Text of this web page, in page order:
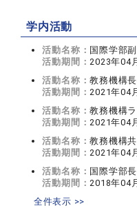
学内活動
活動名称： 国際学部
活動期間：2023年04
活動名称：教務機構
活動期間：2021年04
活動名称：教務機構
活動期間：2021年04
活動名称：教務機構
活動期間：2021年04
活動名称： 国際学部
活動期間：2018年04
全件表示 >>